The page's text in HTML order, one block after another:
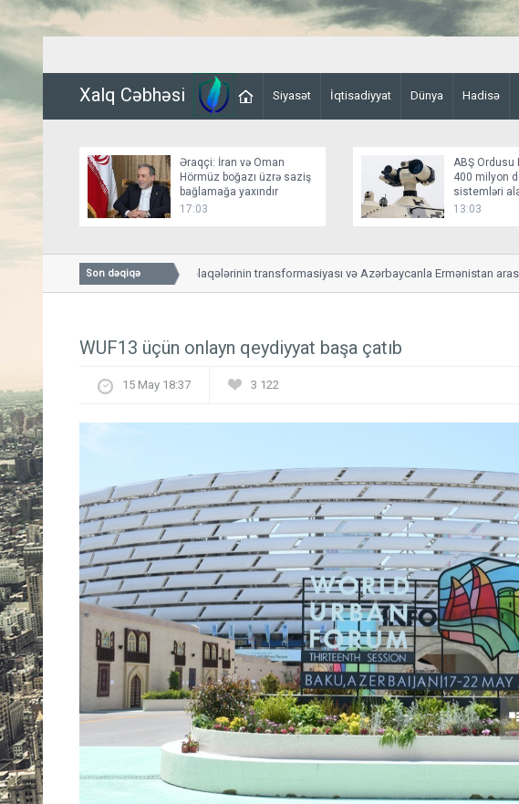
Xalq Cəbhəsi Siyasət İqtisadiyyat Dünya Hadisə
Əraqçi: İran və Oman
Hörmüz boğazı üzrə saziş
bağlamağa yaxındır
17:03
ABŞ Ordusu
400 milyon
sistemləri
13:03
Son dəqiqə
ABŞ-Azərbaycan əlaqələrinin transformasiyası və Azərbaycanla Ermənistan
yeni mərhələsi
WUF13 üçün onlayn qeydiyyat başa çatıb
15 May 18:37 3 122